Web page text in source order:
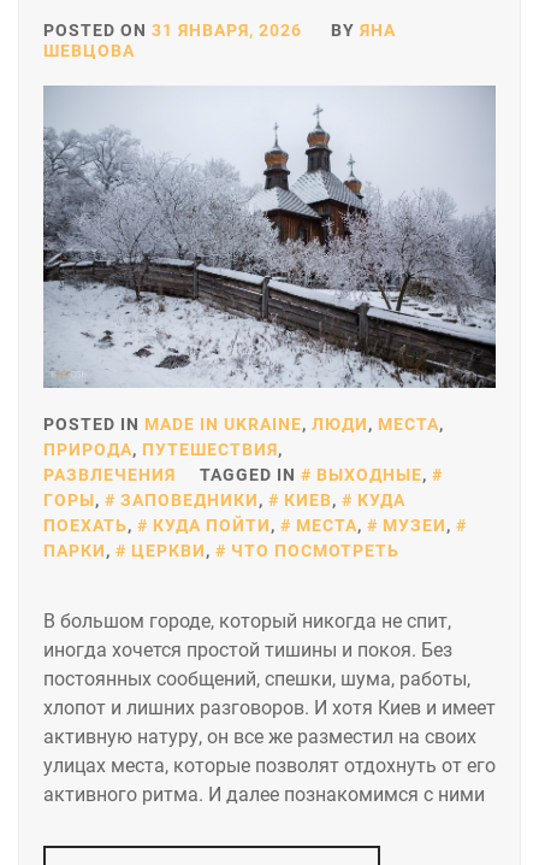
POSTED ON 31 ЯНВАРЯ, 2026 BY ЯНА
ШЕВЦОВА
POSTED IN MADE IN UKRAINE, ЛЮДИ, МЕСТА,
ПРИРОДА, ПУТЕШЕСТВИЯ,
РАЗВЛЕЧЕНИЯ
TAGGED IN ВЫХОДНЫЕ,
ГОРЫ, ЗАПОВЕДНИКИ, КИЕВ,
КУДА
ПОЕХАТЬ, КУДА ПОЙТИ, МЕСТА, МУЗЕИ,
ПАРКИ, ЦЕРКВИ, ЧТО ПОСМОТРЕТЬ
В большом городе, который никогда не спит,
иногда хочется простой тишины и покоя. Без
постоянных сообщений, спешки, шума, работы,
хлопот и лишних разговоров. И хотя Киев и имеет
активную натуру, он все же разместил на своих
улицах места, которые позволят отдохнуть от его
активного ритма. И далее познакомимся с ними